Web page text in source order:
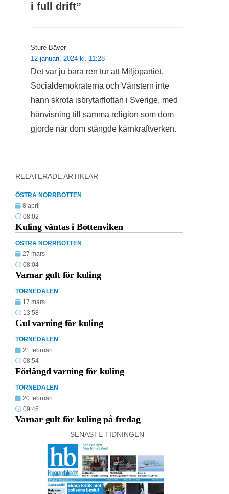
i full drift”
Sture Bäver
12 januari, 2024 kl. 11:28
Det var ju bara ren tur att Miljöpartiet,
Socialdemokraterna och Vänstern inte
hann skrota isbrytarflottan i Sverige, med
hänvisning till samma religion som dom
gjorde när dom stängde kärnkraftverken.
RELATERADE ARTIKLAR
ÖSTRA NORRBOTTEN
8 april
08:02
Kuling väntas i Bottenviken
ÖSTRA NORRBOTTEN
27 mars
08:04
Varnar gult för kuling
TORNEDALEN
17 mars
13:58
Gul varning för kuling
TORNEDALEN
21 februari
08:54
Förlängd varning för kuling
TORNEDALEN
20 februari
09:46
Varnar gult för kuling på fredag
SENASTE TIDNINGEN